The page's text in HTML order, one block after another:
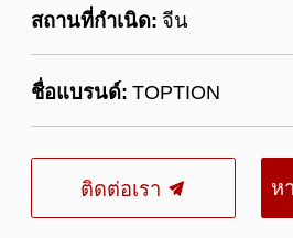
สถานที่กำเนิด: จีน
ชื่อแบรนด์: TOPTION
ติดต่อเรา ห